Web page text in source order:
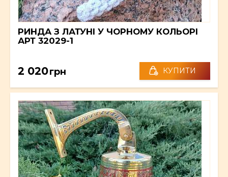
РИНДА З ЛАТУНІ У ЧОРНОМУ КОЛЬОРІ
АРТ 32029-1
2 020грн КУПИТИ